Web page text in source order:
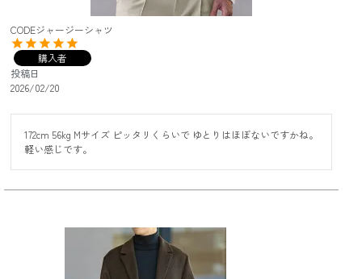
CODEジャージーシャツ
購入者
投稿日
2026/02/20
172cm 56kg Mサイズ ピッタリくらいで ゆとりはほぼないですかね。
軽い感じです。